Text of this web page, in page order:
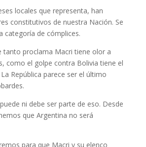
locales que representa, han
constitutivos de nuestra Nación. Se
categoría de cómplices.
tanto proclama Macri tiene olor a
como el golpe contra Bolivia tiene el
República parece ser el último
ni debe ser parte de eso. Desde
que Argentina no será
para que Macri y su elenco